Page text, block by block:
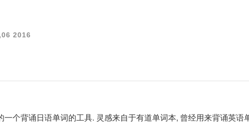
2016
一个背诵日语单词的工具. 灵感来自于有道单词本, 曾经用来背诵英语